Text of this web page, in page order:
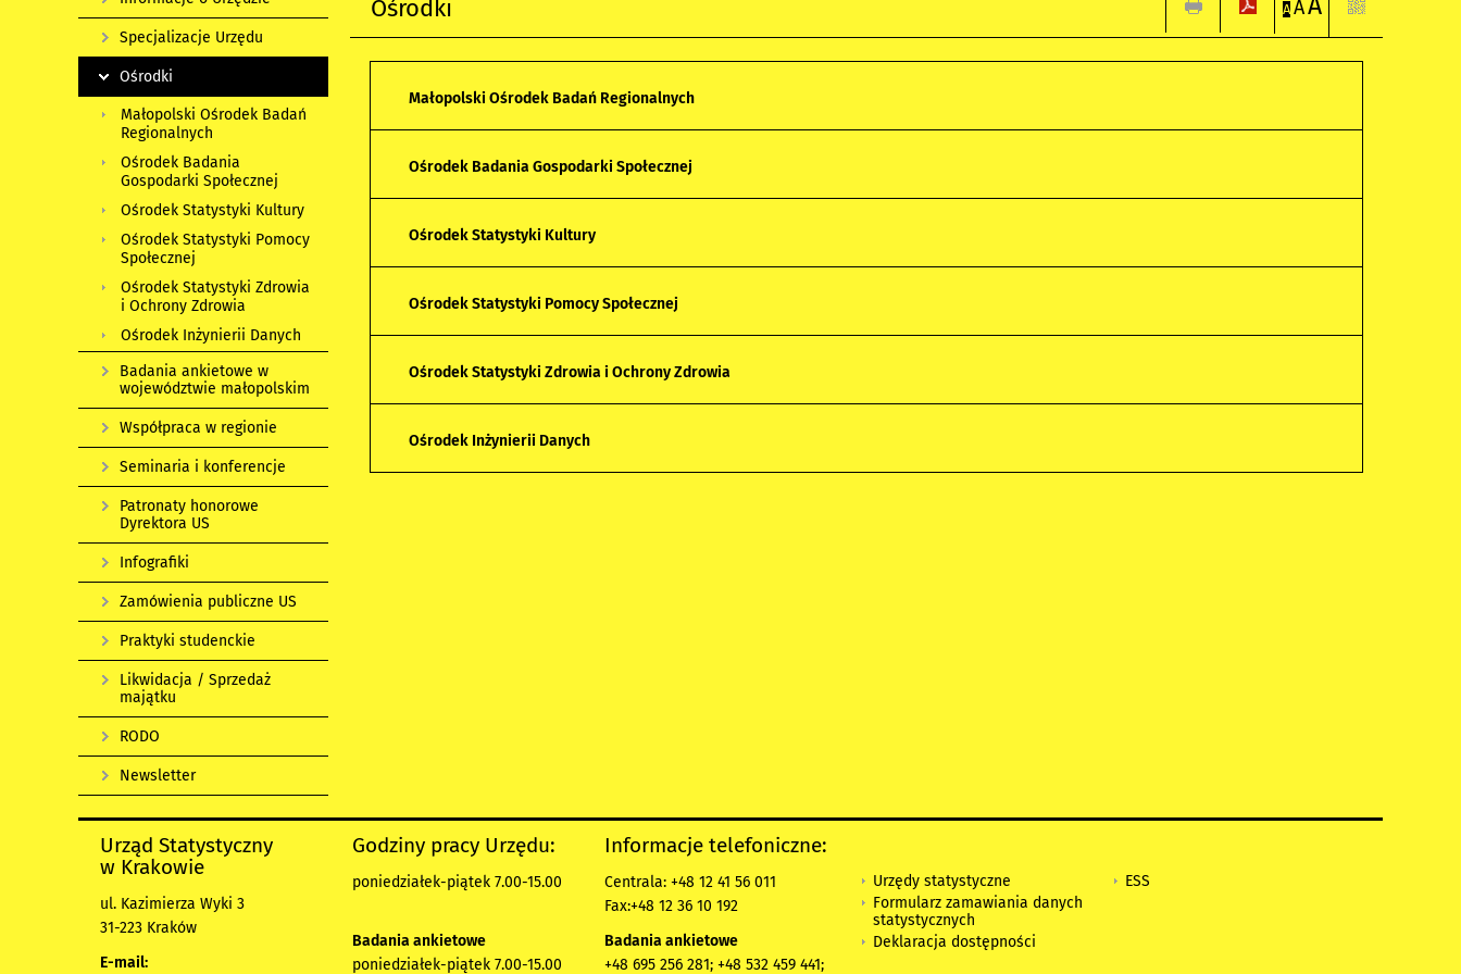
Ośrodki A AA
Małopolski Ośrodek Badań Regionalnych
Ośrodek Badania Gospodarki Społecznej
Ośrodek Statystyki Kultury
Ośrodek Statystyki Pomocy Społecznej
Ośrodek Statystyki Zdrowia i Ochrony Zdrowia
Ośrodek Inżynierii Danych
Specjalizacje Urzędu
Ośrodki
Małopolski Ośrodek Badań
Regionalnych
Ośrodek Badania
Gospodarki Społecznej
Ośrodek Statystyki Kultury
Ośrodek Statystyki Pomocy
Społecznej
Ośrodek Statystyki Zdrowia
i Ochrony Zdrowia
Ośrodek Inżynierii Danych
Badania ankietowe w
województwie małopolskim
Współpraca w regionie
Seminaria i konferencje
Patronaty honorowe
Dyrektora US
Infografiki
Zamówienia publiczne US
Praktyki studenckie
Likwidacja / Sprzedaż
majątku
RODO
Newsletter
Urząd Statystyczny
w Krakowie
ul. Kazimierza Wyki 3
31-223 Kraków
E-mail:
Godziny pracy Urzędu:
poniedziałek-piątek 7.00-15.00
Badania ankietowe
poniedziałek-piątek 7.00-15.00
Informacje telefoniczne:
Centrala: +48 12 41 56 011
Fax:+48 12 36 10 192
Badania ankietowe
+48 695 256 281; +48 532 459 441;
Urzędy statystyczne
Formularz zamawiania danych
statystycznych
Deklaracja dostępności
ESS